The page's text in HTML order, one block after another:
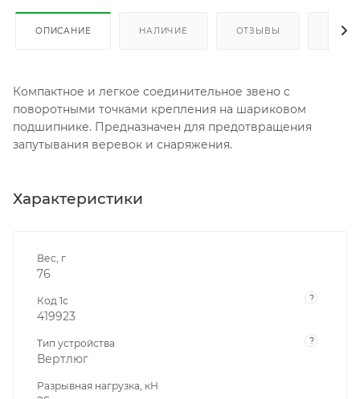
ОПИСАНИЕ НАЛИЧИЕ ОТЗЫВЫ КАК
Компактное и легкое соединительное звено с
поворотными точками крепления на шариковом
подшипнике. Предназначен для предотвращения
запутывания веревок и снаряжения.
Характеристики
Вес, г
76
Код 1с ?
419923
Тип устройства ?
Вертлюг
Разрывная нагрузка, кН